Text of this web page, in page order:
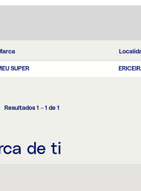
SUPER
Resultados 1 – 1 de 1
de ti